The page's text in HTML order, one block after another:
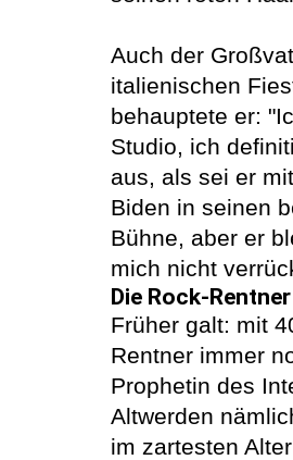
Auch der
italienischen
behauptete er:
Studio, ich
aus, als sei er
Biden in seinen
Bühne, aber er
mich nicht
Die Rock-
Früher galt: mit
Rentner immer
Prophetin des
Altwerden
im zartesten